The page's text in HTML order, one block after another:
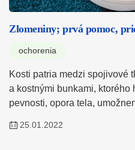
Zlomeniny; prvá pomoc,
ochorenia
Kosti patria medzi spojivové
a kostnými bunkami,
pevnosti, opora tela,
25.01.2022